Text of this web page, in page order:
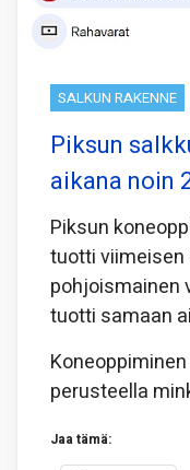
SALKUN RAKENNE
Piksun
aikana noin
Piksun
tuotti viimeisen
pohjoismainen
tuotti samaan
perusteella
Jaa tämä: